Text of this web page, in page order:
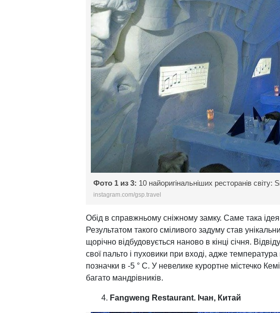
Фото 1 из 3: 10 найоригінальніших ресторанів
instagram.com/gsp.travel
Обід в справжньому сніжному замку. Саме така ідея
Результатом такого сміливого задуму став
щорічно відбудовується наново в кінці січня.
свої пальто і пуховики при вході, адже
позначки в -5 ° C. У невелике курортне містечко
багато мандрівників.
Fangweng Restaurant. Ічан, Китай